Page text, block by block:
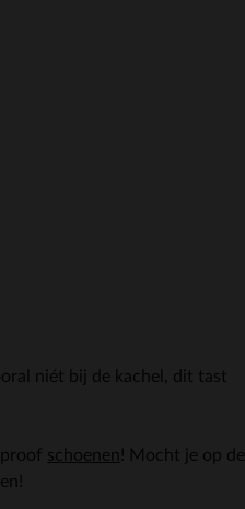
niét bij de kachel, dit tast
schoenen! Mocht je op de